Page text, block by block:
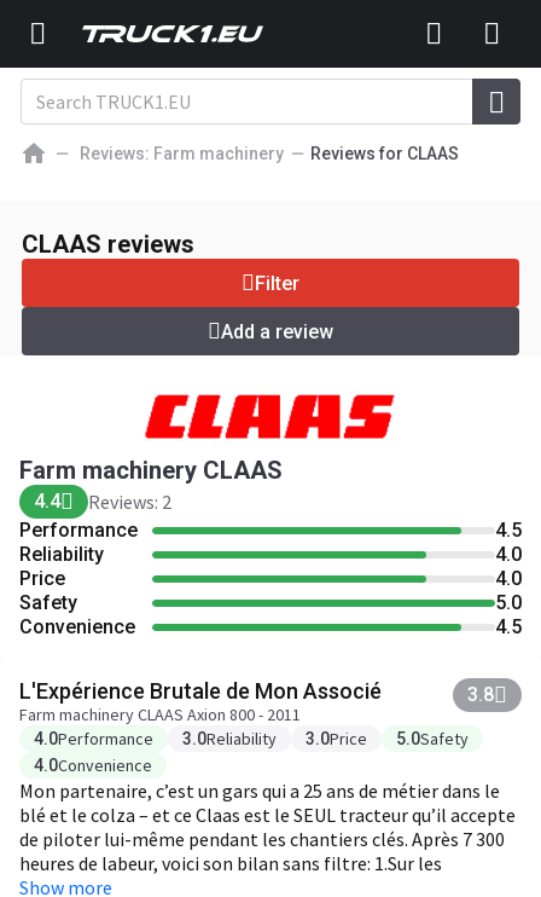
Reviews: Farm machinery Reviews for CLAAS
CLAAS reviews
Filter
Add a review
Farm machinery CLAAS
4.4 Reviews: 2
Performance
4.5
Reliability
4.0
Price
4.0
Safety
5.0
Convenience
4.5
L'Expérience Brutale de Mon Associé
Farm machinery CLAAS Axion 800 - 2011
3.8
4.0Performance 3.0Reliability 3.0Price 5.0Safety
4.0Convenience
Mon partenaire, c’est un gars qui a 25 ans de métier dans le
blé et le colza – et ce Claas est le SEUL tracteur qu’il accepte
de piloter lui-même pendant les chantiers clés. Après 7 300
heures de labeur, voici son bilan sans filtre: 1.Sur les
chantiers d’urgence (comme les semis sous la pluie en
Show more